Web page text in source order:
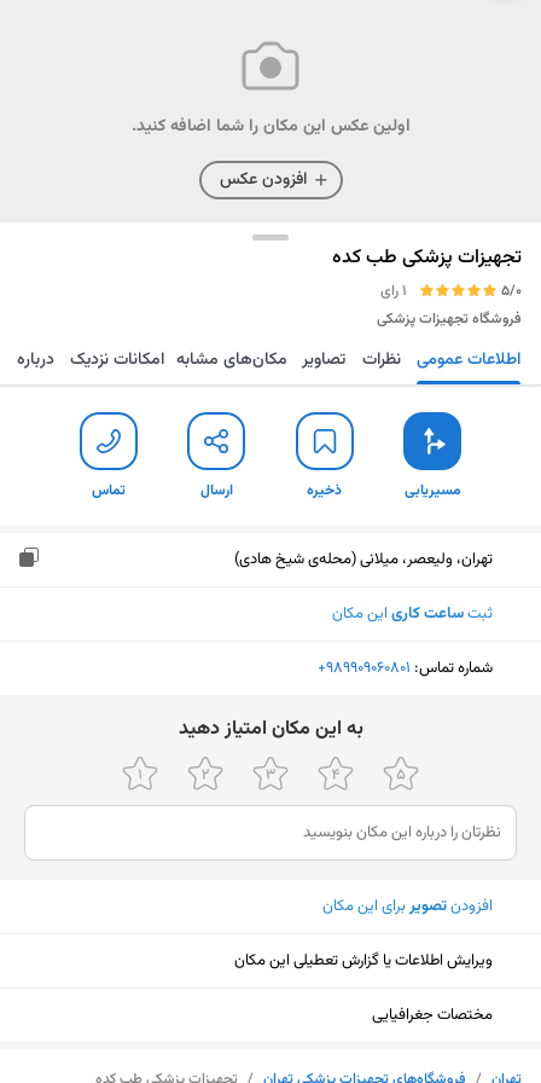
اولین عکس این مکان را شما اضافه کنید.
افزودن عکس
تجهیزات پزشکی طب کده
5/0
1 رای
فروشگاه تجهیزات پزشکی
مسیریابی ذخیره ارسال تماس اطلاعات عمومی نظرات تصاویر مکان‌های مشابه امکانات نزدیک درباره
مسیریابی ذخیره ارسال تماس
تهران، ولیعصر، میلانی (محله‌ی شیخ هادی)
ثبتساعت کاری این مکان
شماره تماس: ‎+989909060801
ﺑﻪ اﯾﻦ ﻣﮑﺎن اﻣﺘﯿﺎز دﻫﯿﺪ
افزودنتصویربرای این مکان
ویرایش اطلاعات یا گزارش تعطیلی این مکان
مختصات جغرافیایی